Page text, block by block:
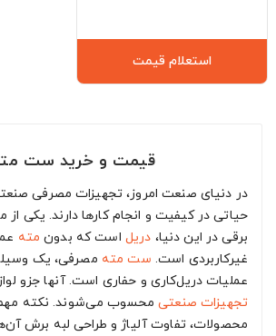
استعلام قیمت
قیمت و خرید ست
در دنیای صنعت امروز، تجهیزات مصرفی
حیاتی در کیفیت و انجام کارها دارند. یکی از
برقی در این دنیا، دریل است که بدون مته
غیرکاربردی است. ست مته مصرفی، یک
عملیات دریل‌کاری و حفاری است. آنها جزو
تجهیزات صنعتیمحسوب می‌شوند. نکته مهم
محصولات، تفاوت آلیاژ و طراحی لبه برش